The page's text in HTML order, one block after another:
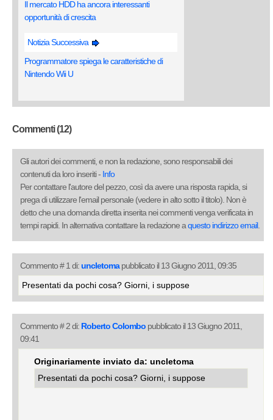
Il mercato HDD ha ancora interessanti
opportunità di crescita
Notizia Successiva
Programmatore spiega le caratteristiche di
Nintendo Wii U
Commenti (12)
Gli autori dei commenti, e non la redazione, sono responsabili dei
contenuti da loro inseriti - Info
Per contattare l'autore del pezzo, così da avere una risposta rapida, si
prega di utilizzare l'email personale (vedere in alto sotto il titolo). Non è
detto che una domanda diretta inserita nei commenti venga verificata in
tempi rapidi. In alternativa contattare la redazione aquesto indirizzo email.
Commento # 1 di:uncletomapubblicato il 13 Giugno 2011, 09:35
Presentati da pochi cosa? Giorni, i suppose
Commento # 2 di: Roberto Colombo pubblicato il 13 Giugno 2011,
09:41
Originariamente inviato da: uncletoma
Presentati da pochi cosa? Giorni, i suppose